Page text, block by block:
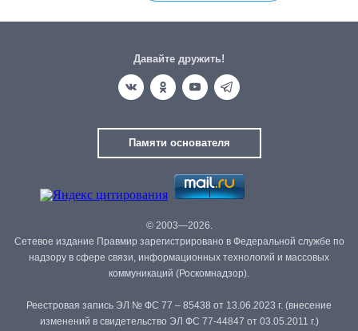
Давайте дружить!
Памяти основателя
© 2003—2026.
Сетевое издание Правмир зарегистрировано в Федеральной службе по
надзору в сфере связи, информационных технологий и массовых
коммуникаций (Роскомнадзор).
Реестровая запись ЭЛ № ФС 77 – 85438 от 13.06.2023 г. (внесение
изменений в свидетельство ЭЛ ФС 77-44847 от 03.05.2011 г.)